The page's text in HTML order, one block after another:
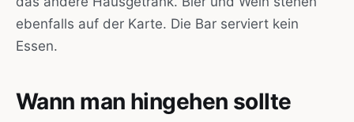
ebenfalls auf der Karte. Die Bar serviert kein
Essen.
Wann man hingehen sollte